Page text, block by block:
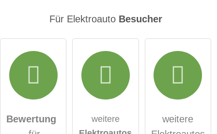
Hiermit akzeptiere ich die
Datenschutzerklärunghabe ich zur Kenntnis
genommen.
Für Elektroauto Besucher
Bewertung
weitere
weitere